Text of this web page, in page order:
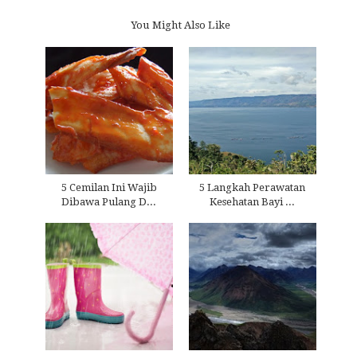
You Might Also Like
5 Cemilan Ini Wajib
Dibawa Pulang D...
5 Langkah Perawatan
Kesehatan Bayi ...